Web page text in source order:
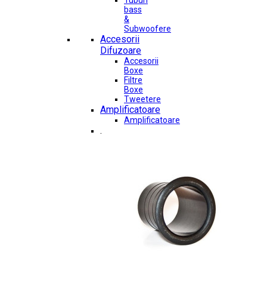
bass
&
Subwoofere
Accesorii
Difuzoare
Accesorii
Boxe
Filtre
Boxe
Tweetere
Amplificatoare
Amplificatoare
.